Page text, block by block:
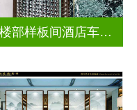
售楼部样板间酒店车刻玻璃